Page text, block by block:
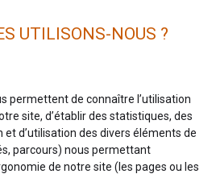
UTILISONS-NOUS ?
permettent de connaître l’utilisation
site, d’établir des statistiques, des
d’utilisation des divers éléments de
parcours) nous permettant
de notre site (les pages ou les